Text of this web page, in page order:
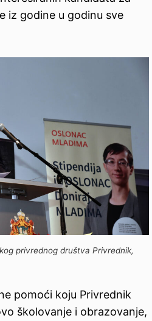
iz godine u godinu sve
privrednog društva Privrednik,
pomoći koju Privrednik
školovanje i obrazovanje,